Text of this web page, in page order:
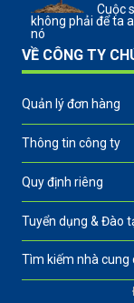
Cuộc
không phải để ta
nó
VỀ CÔNG TY
Quản lý đơn hàng
Thông tin công ty
Quy định riêng
Tuyển dụng & Đào
Tìm kiếm nhà cung